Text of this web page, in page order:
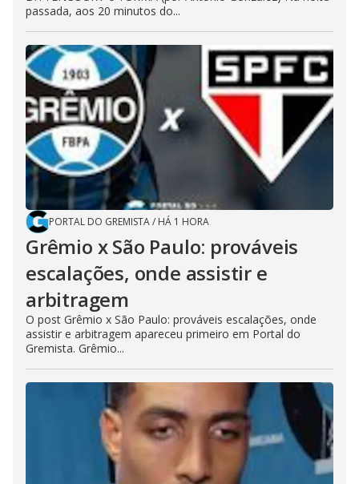
passada, aos 20 minutos do...
PORTAL DO GREMISTA/ HÁ 1 HORA
Grêmio x São Paulo: prováveis
escalações, onde assistir e
arbitragem
O post Grêmio x São Paulo: prováveis escalações, onde
assistir e arbitragem apareceu primeiro em Portal do
Gremista. Grêmio...